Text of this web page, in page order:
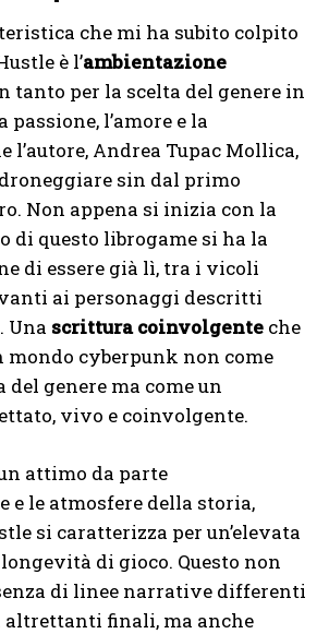
che mi ha subito colpito
è l’ambientazione
tanto per la scelta del genere in
passione, l’amore e la
l’autore, Andrea Tupac Mollica,
sin dal primo
Non appena si inizia con la
di questo librogame si ha la
di essere già lì, tra i vicoli
ai personaggi descritti
Una scrittura coinvolgente che
mondo cyberpunk non come
genere ma come un
vivo e coinvolgente.
attimo da parte
e le atmosfere della storia,
si caratterizza per un’elevata
di gioco. Questo non
di linee narrative differenti
altrettanti finali, ma anche